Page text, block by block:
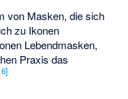
von Masken, die sich
zu Ikonen
Lebendmasken,
Praxis das
]